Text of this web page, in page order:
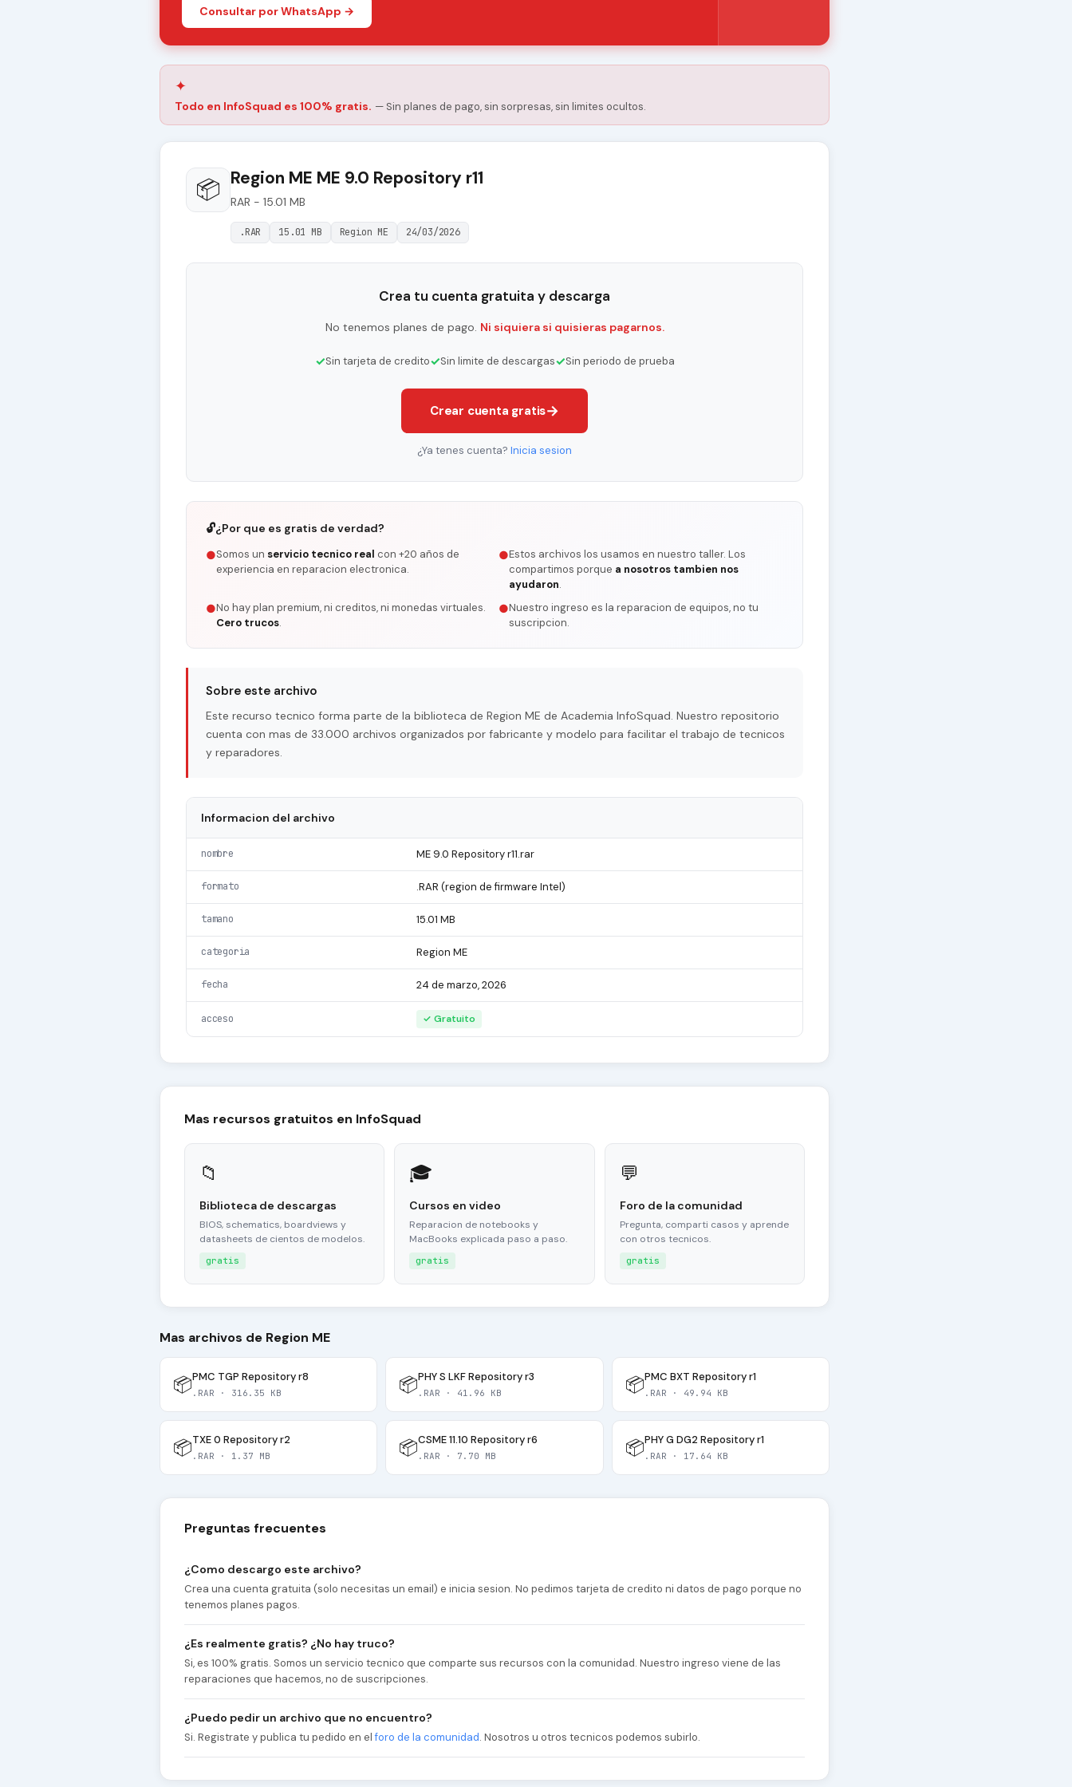
Consultar por WhatsApp →
✦
Todo en InfoSquad es 100% gratis. — Sin planes de pago, sin sorpresas, sin limites ocultos.
📦 Region ME ME 9.0 Repository r11
RAR - 15.01 MB
.RAR 15.01 MB Region ME 24/03/2026
Crea tu cuenta gratuita y descarga
No tenemos planes de pago. Ni siquiera si quisieras pagarnos.
✓Sin tarjeta de credito✓Sin limite de descargas✓Sin periodo de prueba
Crear cuenta gratis→
¿Ya tenes cuenta? Inicia sesion
🔓¿Por que es gratis de verdad?
●Somos un servicio tecnico real con +20 años de
experiencia en reparacion electronica.
●Estos archivos los usamos en nuestro taller. Los
compartimos porque a nosotros tambien nos
ayudaron.
●No hay plan premium, ni creditos, ni monedas virtuales.
Cero trucos.
●Nuestro ingreso es la reparacion de equipos, no tu
suscripcion.
Sobre este archivo
Este recurso tecnico forma parte de la biblioteca de Region ME de Academia InfoSquad. Nuestro repositorio
cuenta con mas de 33.000 archivos organizados por fabricante y modelo para facilitar el trabajo de tecnicos
y reparadores.
Informacion del archivo
nombre ME 9.0 Repository r11.rar
formato .RAR (region de firmware Intel)
tamano 15.01 MB
categoria Region ME
fecha 24 de marzo, 2026
acceso ✓ Gratuito
Mas recursos gratuitos en InfoSquad
📁
Biblioteca de descargas
BIOS, schematics, boardviews y
datasheets de cientos de modelos.
gratis
🎓
Cursos en video
Reparacion de notebooks y
MacBooks explicada paso a paso.
gratis
💬
Foro de la comunidad
Pregunta, comparti casos y aprende
con otros tecnicos.
gratis
Mas archivos de Region ME
📦PMC TGP Repository r8
.RAR · 316.35 KB 📦PHY S LKF Repository r3
.RAR · 41.96 KB 📦PMC BXT Repository r1
.RAR · 49.94 KB
📦TXE 0 Repository r2
.RAR · 1.37 MB 📦CSME 11.10 Repository r6
.RAR · 7.70 MB 📦PHY G DG2 Repository r1
.RAR · 17.64 KB
Preguntas frecuentes
¿Como descargo este archivo?
Crea una cuenta gratuita (solo necesitas un email) e inicia sesion. No pedimos tarjeta de credito ni datos de pago porque no
tenemos planes pagos.
¿Es realmente gratis? ¿No hay truco?
Si, es 100% gratis. Somos un servicio tecnico que comparte sus recursos con la comunidad. Nuestro ingreso viene de las
reparaciones que hacemos, no de suscripciones.
¿Puedo pedir un archivo que no encuentro?
Si. Registrate y publica tu pedido en elforo de la comunidad. Nosotros u otros tecnicos podemos subirlo.